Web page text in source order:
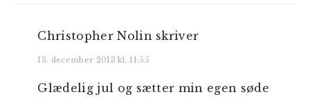
Christopher Nolin skriver
13. december 2013 kl. 11:55
Glædelig jul og sætter min egen søde